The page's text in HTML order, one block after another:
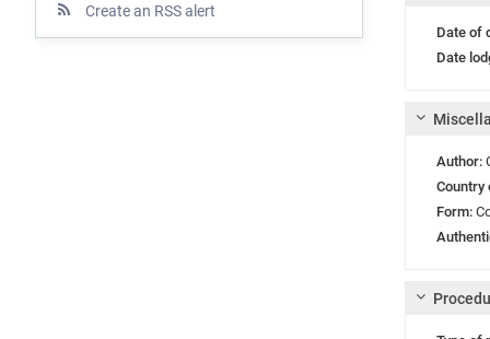
Create an RSS alert
Date of
Date
Author:
Country
Form: